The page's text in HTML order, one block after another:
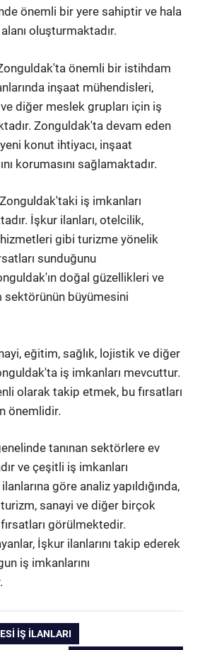
önemli bir yere sahiptir ve hala
oluşturmaktadır.
önemli bir istihdam
inşaat mühendisleri,
diğer meslek grupları için iş
Zonguldak'ta devam eden
konut ihtiyacı, inşaat
korumasını sağlamaktadır.
iş imkanları
İşkur ilanları, otelcilik,
gibi turizme yönelik
sunduğunu
doğal güzellikleri ve
sektörünün büyümesini
eğitim, sağlık, lojistik ve diğer
iş imkanları mevcuttur.
olarak takip etmek, bu fırsatları
önemlidir.
tanınan sektörlere ev
ve çeşitli iş imkanları
göre analiz yapıldığında,
sanayi ve diğer birçok
görülmektedir.
İşkur ilanlarını takip ederek
iş imkanlarını
İŞ İLANLARI